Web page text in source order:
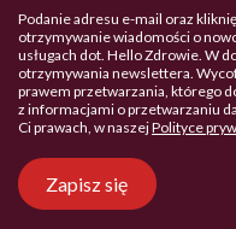
Podanie adresu e-mail oraz
otrzymywanie wiadomości o
usługach dot. Hello Zdrowie. W
otrzymywania newslettera.
prawem przetwarzania, którego
z informacjami o przetwarzaniu
Ci prawach, w naszejPolityce
Zapisz się